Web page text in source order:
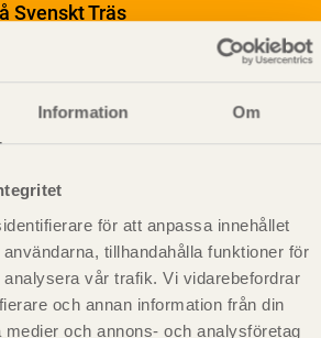
Information Om
för att anpassa innehållet
tillhandahålla funktioner för
vår trafik. Vi vidarebefordrar
och annan information från din
medier och annons- och analysföretag
Svenskt Träs